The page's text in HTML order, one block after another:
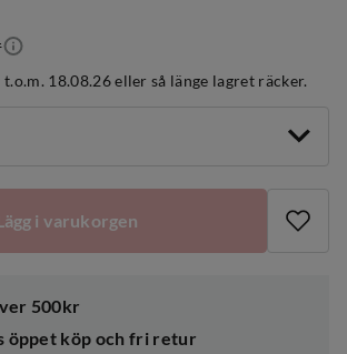
18.08.26 eller så länge lagret räcker.
i varukorgen
500kr
öppet köp och fri retur